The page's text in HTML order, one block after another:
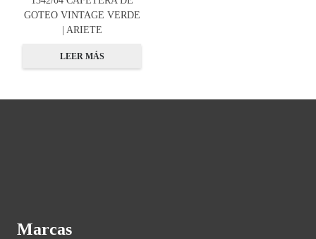
GOTEO VINTAGE VERDE
| ARIETE
LEER MÁS
Marcas